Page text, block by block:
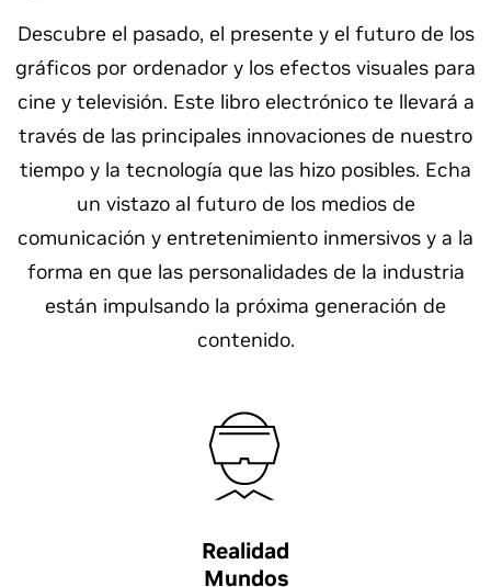
Descubre el pasado, el presente y el futuro de los
gráficos por ordenador y los efectos visuales para
cine y televisión. Este libro electrónico te llevará a
través de las principales innovaciones de nuestro
tiempo y la tecnología que las hizo posibles. Echa
un vistazo al futuro de los medios de
comunicación y entretenimiento inmersivos y a la
forma en que las personalidades de la industria
están impulsando la próxima generación de
contenido.
Realidad
Mundos